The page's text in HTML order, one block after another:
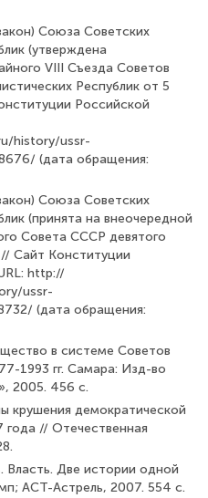
Союза Советских
(утверждена
VIII Съезда Советов
Республик от 5
Рос­сийской
history/ussr-
(дата обращения:
Союза Советских
(принята на внеочередной
Совета СССР девятого
// Сайт Конституции
http://
ussr-
(дата обращения:
в системе Советов
1993 гг. Самара: Изд-во
2005. 456 с.
крушения демократической
года // Отечественная
Власть. Две истории одной
АСТ-Астрель, 2007. 554 с.